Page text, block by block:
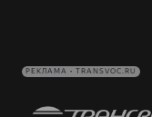
РЕКЛАМА • TRANSVOC.RU